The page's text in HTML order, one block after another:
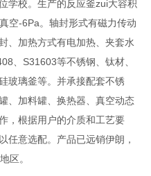
学校。生产的反应釜zui大容积
空-6Pa。轴封形式有磁力传动
、加热方式有电加热、夹套水
、S31603等不锈钢、钛材、
玻璃釜等。并承接配套不锈
、加料罐、换热器、真空动态
，根据用户的介质和工艺要
任意选配。产品已远销伊朗，
区。